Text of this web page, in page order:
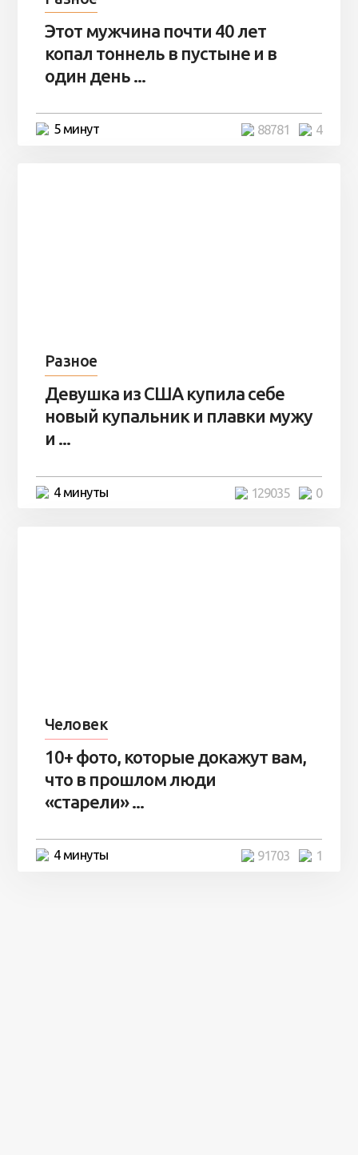
Этот мужчина почти 40 лет
копал тоннель в пустыне и в
один день ...
5 минут 4
88781
Разное
Девушка из США купила себе
новый купальник и плавки мужу
и ...
4 минуты 0
129035
Человек
10+ фото, которые докажут вам,
что в прошлом люди
«старели» ...
4 минуты 1
91703